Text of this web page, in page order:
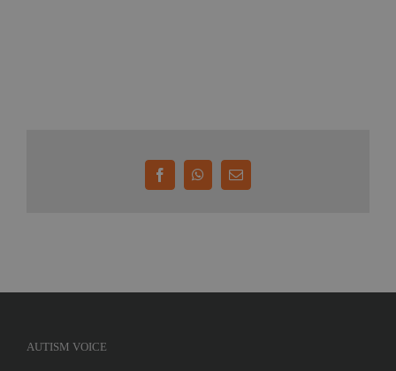
FacebookWhatsApp
E-
mail:
AUTISM VOICE